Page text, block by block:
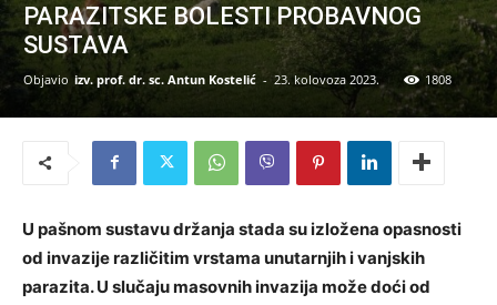
PARAZITSKE BOLESTI PROBAVNOG
SUSTAVA
Objavio izv. prof. dr. sc. Antun Kostelić - 23. kolovoza 2023. 1808
U pašnom sustavu držanja stada su izložena opasnosti
od invazije različitim vrstama unutarnjih i vanjskih
parazita. U slučaju masovnih invazija može doći od